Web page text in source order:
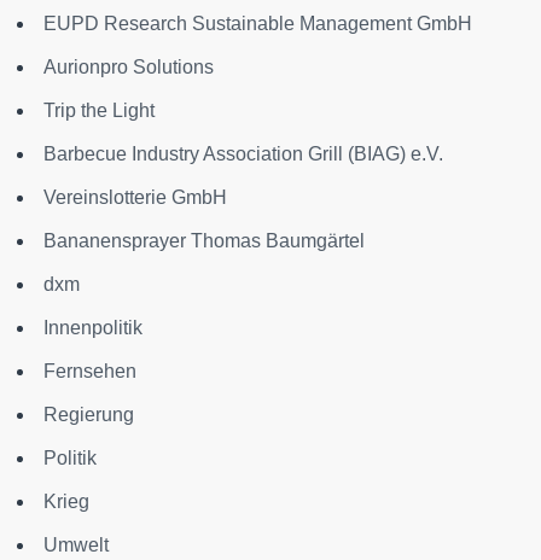
EUPD Research Sustainable Management GmbH
Aurionpro Solutions
Trip the Light
Barbecue Industry Association Grill (BIAG) e.V.
Vereinslotterie GmbH
Bananensprayer Thomas Baumgärtel
dxm
Innenpolitik
Fernsehen
Regierung
Politik
Krieg
Umwelt